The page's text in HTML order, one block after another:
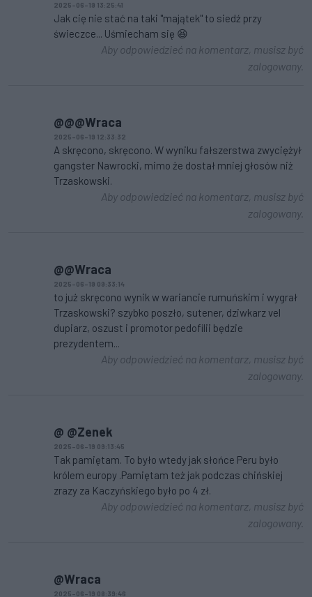
2025-06-19 13:25:41
Jak cię nie stać na taki "majątek" to siedź przy
świeczce... Uśmiecham się 😆
Aby odpowiedzieć na komentarz, musisz być
zalogowany.
@@@Wraca
2025-06-19 12:33:32
A skręcono, skręcono. W wyniku fałszerstwa zwyciężył
gangster Nawrocki, mimo że dostał mniej głosów niż
Trzaskowski.
Aby odpowiedzieć na komentarz, musisz być
zalogowany.
@@Wraca
2025-06-19 09:33:14
to już skręcono wynik w wariancie rumuńskim i wygrał
Trzaskowski? szybko poszło, sutener, dziwkarz vel
dupiarz, oszust i promotor pedofilii będzie
prezydentem...
Aby odpowiedzieć na komentarz, musisz być
zalogowany.
@ @Zenek
2025-06-19 09:13:45
Tak pamiętam. To było wtedy jak słońce Peru było
królem europy .Pamiętam też jak podczas chińskiej
zrazy za Kaczyńskiego było po 4 zł.
Aby odpowiedzieć na komentarz, musisz być
zalogowany.
@Wraca
2025-06-19 08:39:46